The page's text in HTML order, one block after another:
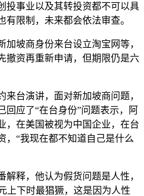
投事业以及其转投资都不可以具
限制，未来都会依法审查。
加坡商身份来台设立淘宝网等，
撤资再重新申请，但期限仍是六
来台演讲，面对新加坡商问题，
回应了“在台身份”问题表示，阿
，在美国被视为中国企业，在台
，“我现在都不知道自己是什么
释，他认为假货问题是人性，
上下时最猖獗，这是因为人性